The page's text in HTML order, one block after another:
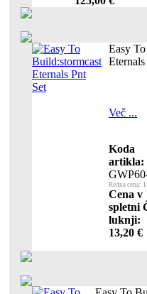
Easy
Več ...
Koda
artikla:
Redna cena:
Cena v
spletni
luknji:
13,20 €